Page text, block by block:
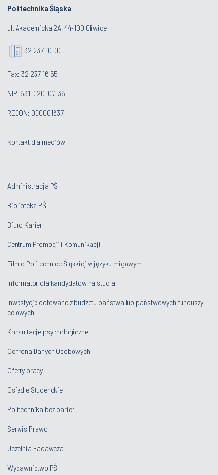
Politechnika Śląska
ul. Akademicka 2A, 44-100 Gliwice
32 237 10 00
Fax: 32 237 16 55
NIP: 631-020-07-36
REGON: 000001637
Kontakt dla mediów
Administracja PŚ
Biblioteka PŚ
Biuro Karier
Centrum Promocji i Komunikacji
Film o Politechnice Śląskiej w języku migowym
Informator dla kandydatów na studia
Inwestycje dotowane z budżetu państwa lub państwowych funduszy
celowych
Konsultacje psychologiczne
Ochrona Danych Osobowych
Oferty pracy
Osiedle Studenckie
Politechnika bez barier
Serwis Prawo
Uczelnia Badawcza
Wydawnictwo PŚ